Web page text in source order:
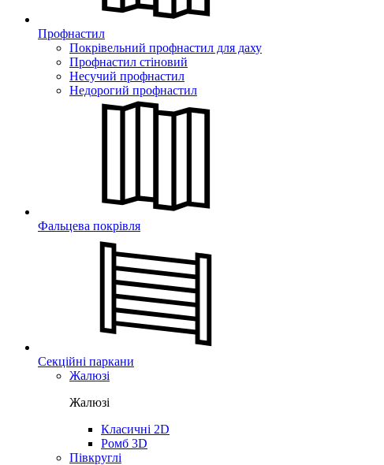
Профнастил
Покрівельний профнастил для даху
Профнастил стіновий
Несучий профнастил
Недорогий профнастил
Фальцева покрівля
Секційні паркани
Жалюзі
Жалюзі
Класичні 2D
Ромб 3D
Півкруглі